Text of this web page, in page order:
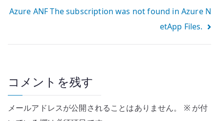
ナ
ビ
ー
シ
Azure ANF The subscription was not found in Azure N
etApp Files.
コメントを残す
メールアドレスが公開されることはありません。 ※が付